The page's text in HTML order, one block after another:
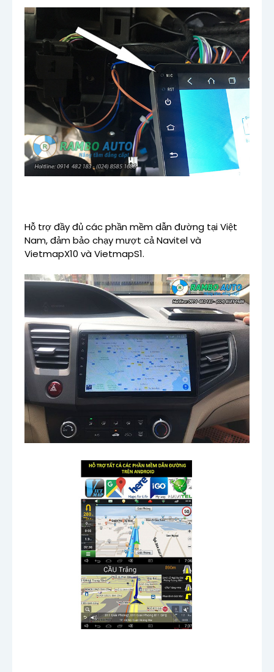
Hỗ trợ đầy đủ các phần mềm dẫn đường tại Việt
Nam, đảm bảo chạy mượt cả Navitel và
VietmapX10 và VietmapS1.